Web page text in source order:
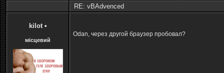
RE: vBAdvenced
kilot •
місцевий
Odan, через другой браузер пробовал?